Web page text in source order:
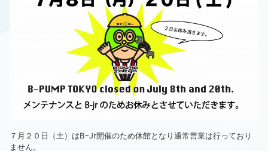
７月２０日（土）はB−Jr開催のため休館となり通常営業は行っており
ません。